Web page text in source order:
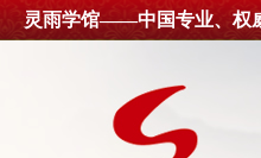
灵雨学馆——中国专业、权